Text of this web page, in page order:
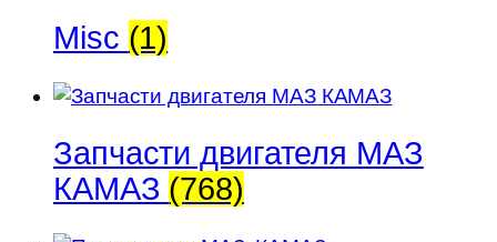
Misc (1)
Запчасти двигателя МАЗ
КАМАЗ (768)